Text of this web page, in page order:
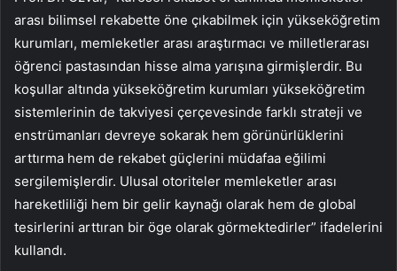
arası bilimsel rekabette öne çıkabilmek için yükseköğretim
kurumları, memleketler arası araştırmacı ve milletlerarası
öğrenci pastasından hisse alma yarışına girmişlerdir. Bu
koşullar altında yükseköğretim kurumları yükseköğretim
sistemlerinin de takviyesi çerçevesinde farklı strateji ve
enstrümanları devreye sokarak hem görünürlüklerini
arttırma hem de rekabet güçlerini müdafaa eğilimi
sergilemişlerdir. Ulusal otoriteler memleketler arası
hareketliliği hem bir gelir kaynağı olarak hem de global
tesirlerini arttıran bir öge olarak görmektedirler” ifadelerini
kullandı.